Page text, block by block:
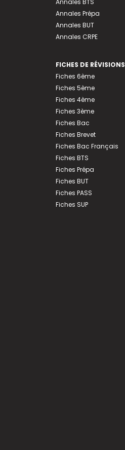
Annales BTS
Annales Prépa
Annales BUT
Annales CRPE
FICHES DE RÉVISIONS
Fiches 6ème
Fiches 5ème
Fiches 4ème
Fiches 3ème
Fiches Bac
Fiches Brevet
Fiches Bac Français
Fiches BTS
Fiches Prépa
Fiches BUT
Fiches PASS
Fiches SUP